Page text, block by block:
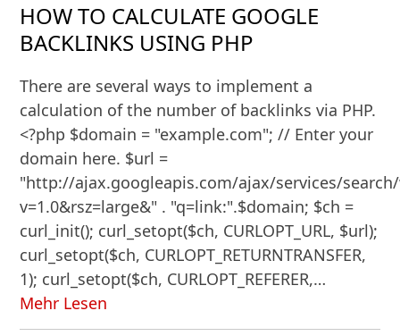
HOW TO CALCULATE GOOGLE
BACKLINKS USING PHP
There are several ways to implement a
calculation of the number of backlinks via PHP.
<?php $domain = "example.com"; // Enter your
domain here. $url =
"http://ajax.googleapis.com/ajax/services/
v=1.0&rsz=large&" . "q=link:".$domain; $ch =
curl_init(); curl_setopt($ch, CURLOPT_URL, $url);
curl_setopt($ch, CURLOPT_RETURNTRANSFER,
1); curl_setopt($ch, CURLOPT_REFERER,…
Mehr Lesen